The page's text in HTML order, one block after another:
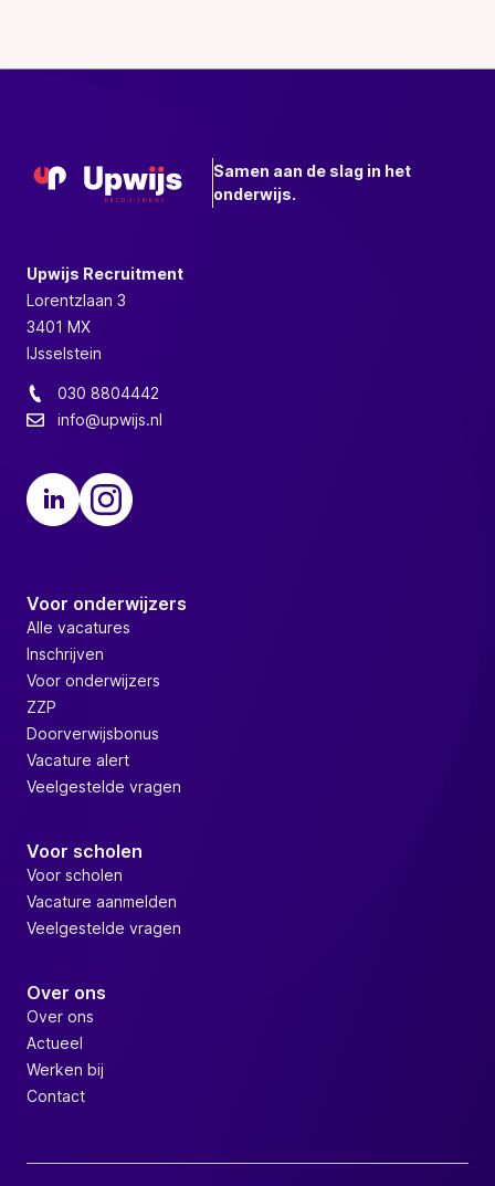
Samen aan de slag in het
onderwijs.
Upwijs Recruitment
Lorentzlaan 3
3401 MX
IJsselstein
030 8804442
info@upwijs.nl
Voor onderwijzers
Alle vacatures
Inschrijven
Voor onderwijzers
ZZP
Doorverwijsbonus
Vacature alert
Veelgestelde vragen
Voor scholen
Voor scholen
Vacature aanmelden
Veelgestelde vragen
Over ons
Over ons
Actueel
Werken bij
Contact